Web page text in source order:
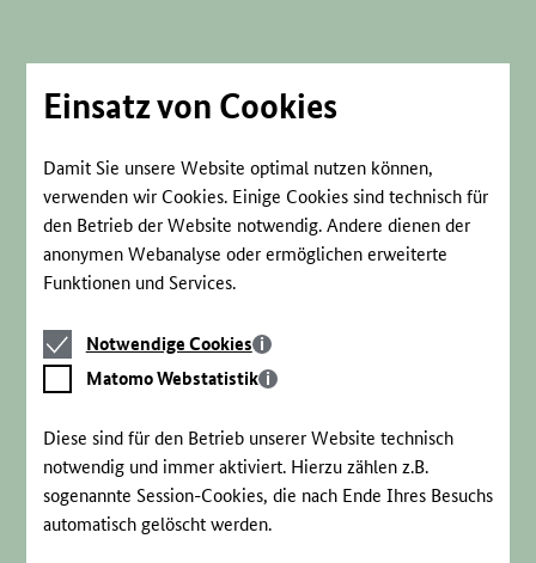
Einsatz von Cookies
Damit Sie unsere Website optimal nutzen können,
verwenden wir Cookies. Einige Cookies sind technisch für
den Betrieb der Website notwendig. Andere dienen der
anonymen Webanalyse oder ermöglichen erweiterte
Funktionen und Services.
Notwendige
Cookies
Notwendige Cookies
Matomo
Webstatistik
Matomo Webstatistik
Diese sind für den Betrieb unserer Website technisch
notwendig und immer aktiviert. Hierzu zählen z.B.
sogenannte Session-Cookies, die nach Ende Ihres Besuchs
automatisch gelöscht werden.